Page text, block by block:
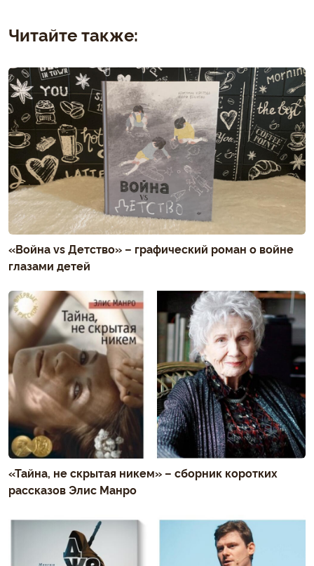
Читайте также:
«Война vs Детство» – графический роман о войне
глазами детей
«Тайна, не скрытая никем» – сборник коротких
рассказов Элис Манро